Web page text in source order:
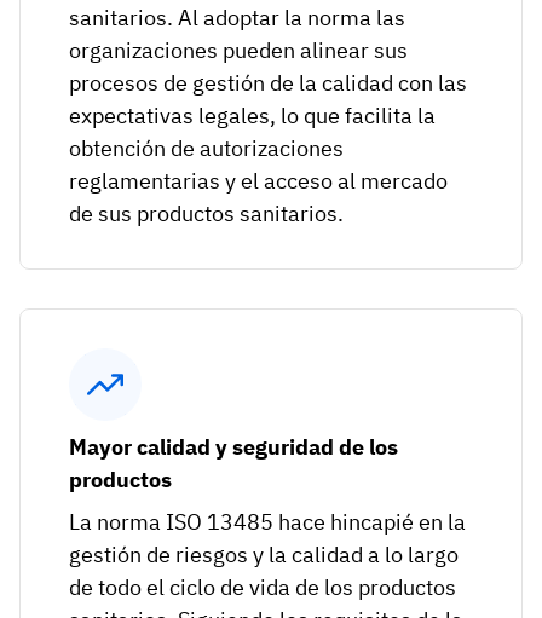
sanitarios. Al adoptar la norma las
organizaciones pueden alinear sus
procesos de gestión de la calidad con las
expectativas legales, lo que facilita la
obtención de autorizaciones
reglamentarias y el acceso al mercado
de sus productos sanitarios.
Mayor calidad y seguridad de los
productos
La norma ISO 13485 hace hincapié en la
gestión de riesgos y la calidad a lo largo
de todo el ciclo de vida de los productos